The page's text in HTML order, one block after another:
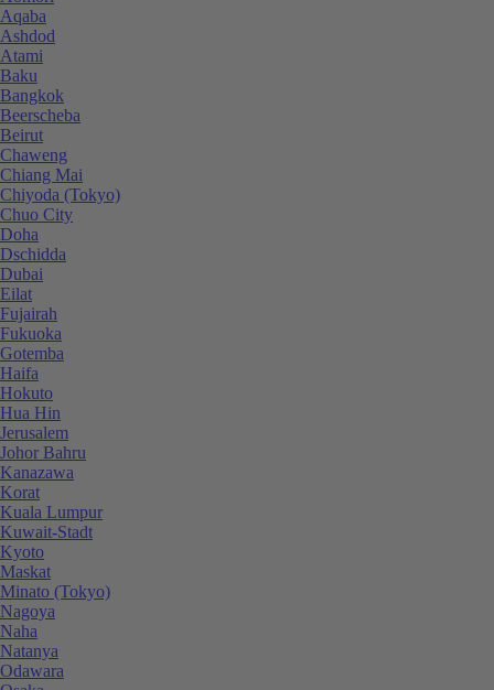
Aqaba
Ashdod
Atami
Baku
Bangkok
Beerscheba
Beirut
Chaweng
Chiang Mai
Chiyoda (Tokyo)
Chuo City
Doha
Dschidda
Dubai
Eilat
Fujairah
Fukuoka
Gotemba
Haifa
Hokuto
Hua Hin
Jerusalem
Johor Bahru
Kanazawa
Korat
Kuala Lumpur
Kuwait-Stadt
Kyoto
Maskat
Minato (Tokyo)
Nagoya
Naha
Natanya
Odawara